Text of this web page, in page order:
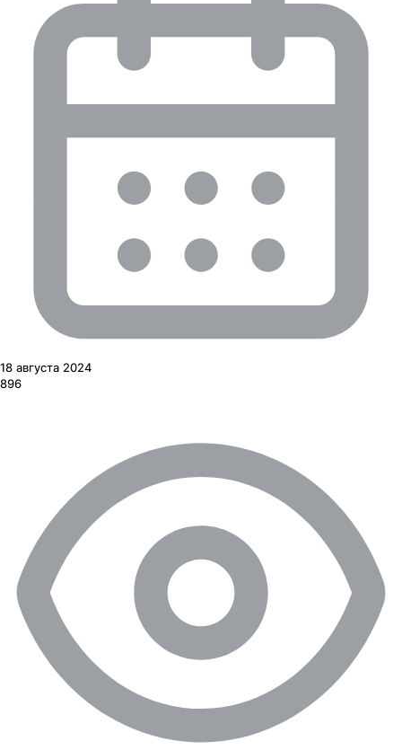
18 августа 2024
896